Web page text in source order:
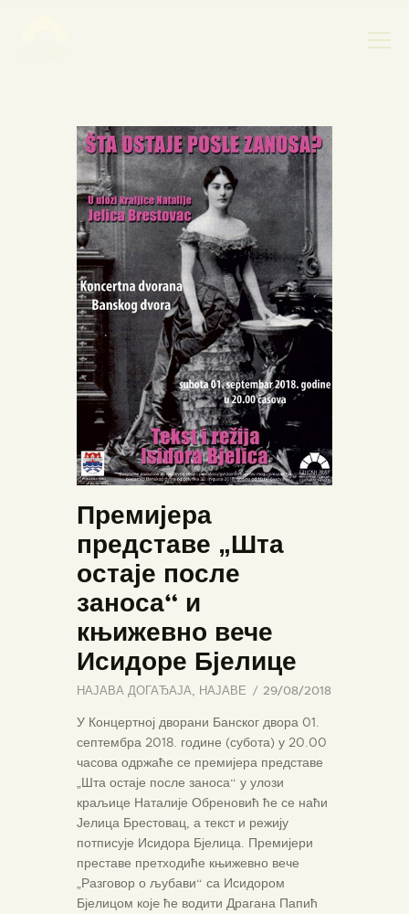
НАСЛОВНА
НОВОСТИ
НАЈАВА ДОГАЂАЈА
БАНСКИ ДВОР
ФОТОГРАФИЈЕ
ВИДЕО
КОНТАКТ
Премијера
представе „Шта
остаје после
заноса“ и
књижевно вече
Исидоре Бјелице
НАЈАВА ДОГАЂАЈА, НАЈАВЕ 29/08/2018
У Концертној дворани Банског двора 01.
септембра 2018. године (субота) у 20.00
часова одржаће се премијера представе
„Шта остаје после заноса“ у улози
краљице Наталије Обреновић ће се наћи
Јелица Брестовац, а текст и режију
потписује Исидора Бјелица. Премијери
преставе претходиће књижевно вече
„Разговор о љубави“ са Исидором
Бјелицом којe ће водити Драгана Папић